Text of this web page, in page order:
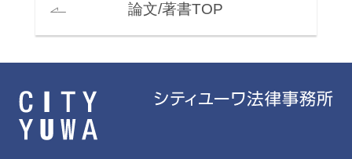
論文/著書TOP